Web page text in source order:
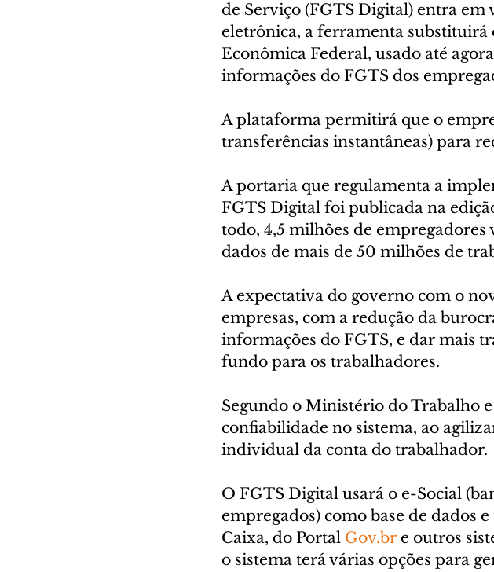
de Serviço (FGTS Digital) entra em
eletrônica, a ferramenta substituirá
Econômica Federal, usado até
informações do FGTS dos
A plataforma permitirá que o
transferências instantâneas) para
A portaria que regulamenta a
FGTS Digital foi publicada na
todo, 4,5 milhões de
dados de mais de 50 milhões de
A expectativa do governo com o
empresas, com a redução da
informações do FGTS, e dar mais
fundo para os trabalhadores.
Segundo o Ministério do Trabalho
confiabilidade no sistema, ao
individual da conta do trabalhador.
O FGTS Digital usará o e-Social
empregados) como base de dados
Caixa, do Portal Gov.br e outros
o sistema terá várias opções para